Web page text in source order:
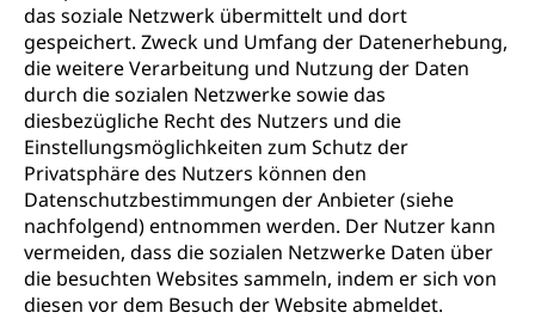
das soziale Netzwerk übermittelt und dort
gespeichert. Zweck und Umfang der Datenerhebung,
die weitere Verarbeitung und Nutzung der Daten
durch die sozialen Netzwerke sowie das
diesbezügliche Recht des Nutzers und die
Einstellungsmöglichkeiten zum Schutz der
Privatsphäre des Nutzers können den
Datenschutzbestimmungen der Anbieter (siehe
nachfolgend) entnommen werden. Der Nutzer kann
vermeiden, dass die sozialen Netzwerke Daten über
die besuchten Websites sammeln, indem er sich von
diesen vor dem Besuch der Website abmeldet.